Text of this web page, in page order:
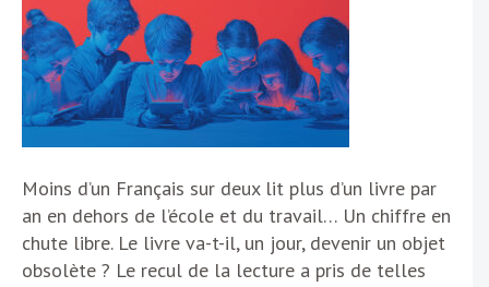
Moins d’un Français sur deux lit plus d’un livre par
an en dehors de l’école et du travail… Un chiffre en
chute libre. Le livre va-t-il, un jour, devenir un objet
obsolète ? Le recul de la lecture a pris de telles